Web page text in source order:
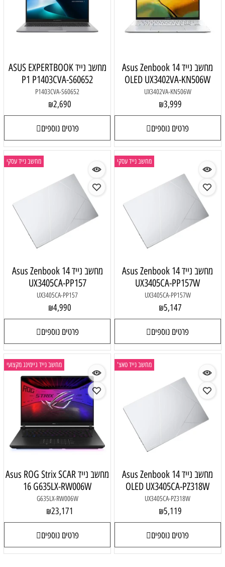
מחשב נייד Asus Zenbook 14
OLED UX3402VA-KN506W
UX3402VA-KN506W
₪3,999
פרטים נוספים
מחשב נייד ASUS EXPERTBOOK
P1 P1403CVA-S60652
P1403CVA-S60652
₪2,690
פרטים נוספים
מחשב נייד עסקי
מחשב נייד Asus Zenbook 14
UX3405CA-PP157W
UX3405CA-PP157W
₪5,147
פרטים נוספים
מחשב נייד עסקי
מחשב נייד Asus Zenbook 14
UX3405CA-PP157
UX3405CA-PP157
₪4,990
פרטים נוספים
מחשב נייד טאצ'
מחשב נייד Asus Zenbook 14
OLED UX3405CA-PZ318W
UX3405CA-PZ318W
₪5,119
פרטים נוספים
מחשב נייד גיימינג מקצועי
מחשב נייד Asus ROG Strix SCAR
16 G635LX-RW006W
G635LX-RW006W
₪23,171
פרטים נוספים